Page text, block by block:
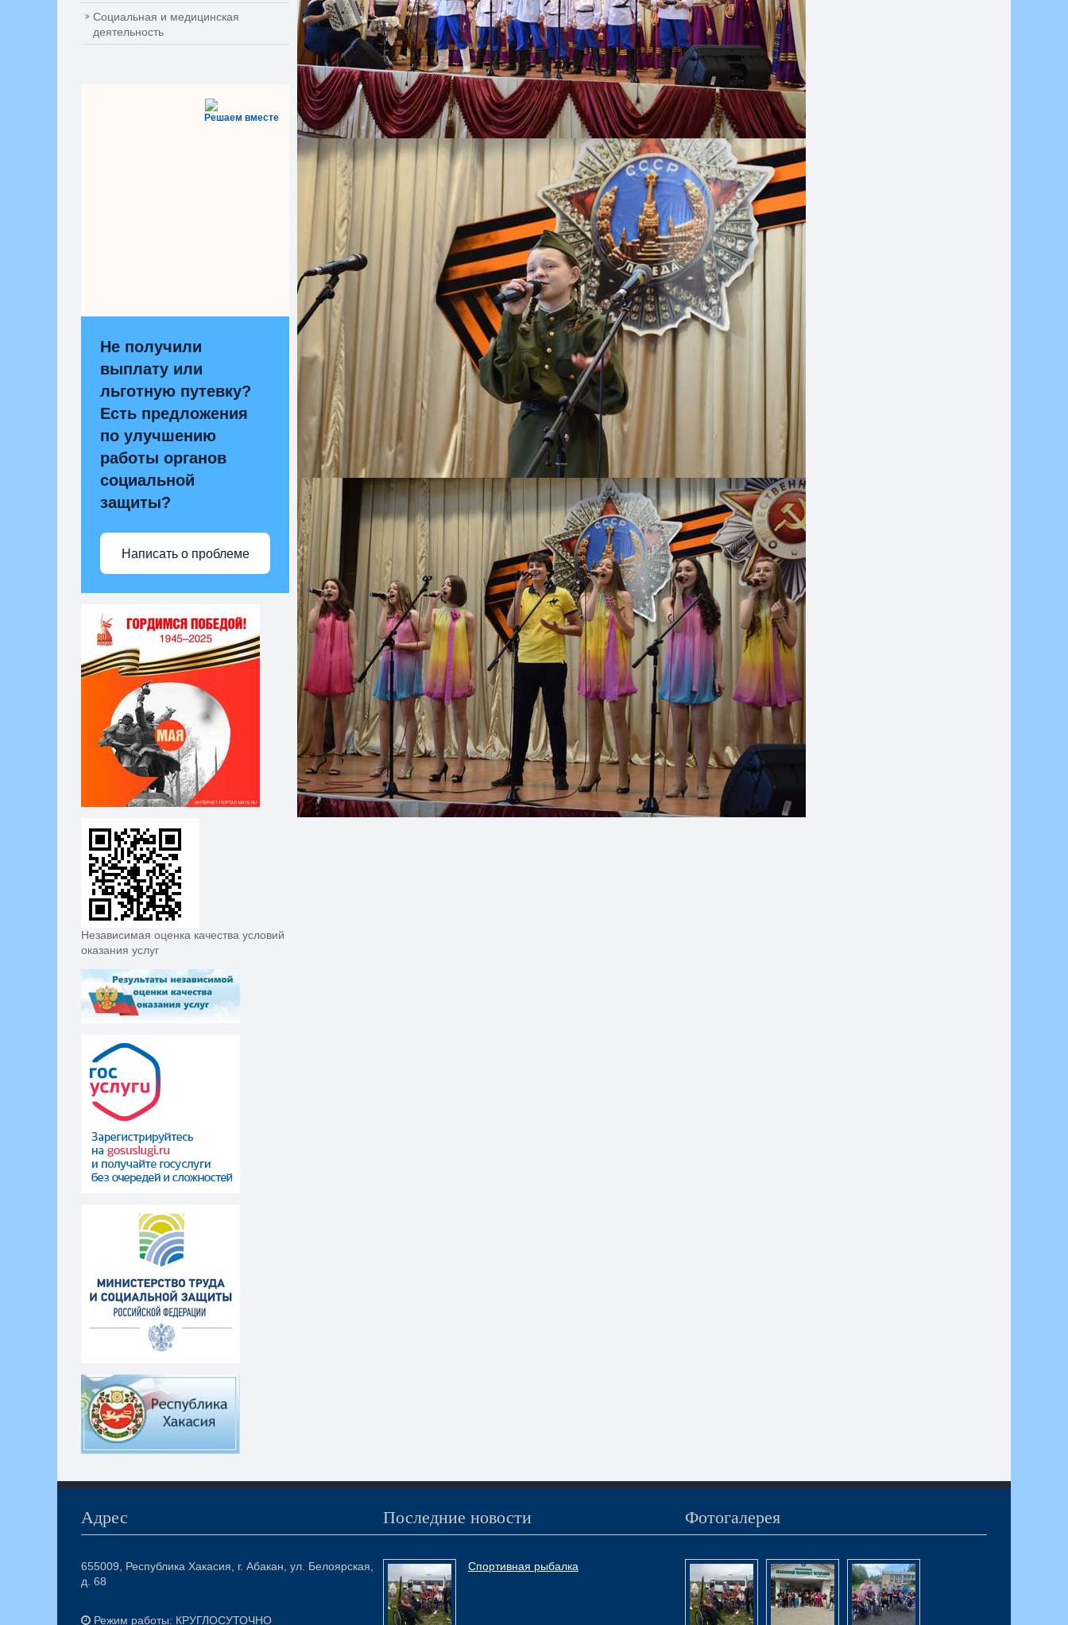
Социальная и медицинская
деятельность
Решаем вместе
Не получили
выплату или
льготную путевку?
Есть предложения
по улучшению
работы органов
социальной
защиты?
Написать о проблеме
Независимая оценка качества условий
оказания услуг
Адрес
655009, Республика Хакасия, г. Абакан, ул. Белоярская,
д. 68
Режим работы: КРУГЛОСУТОЧНО
Последние новости
Спортивная рыбалка
Фотогалерея